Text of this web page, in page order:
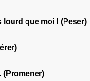
lourd que moi ! (Peser)
(Promener)